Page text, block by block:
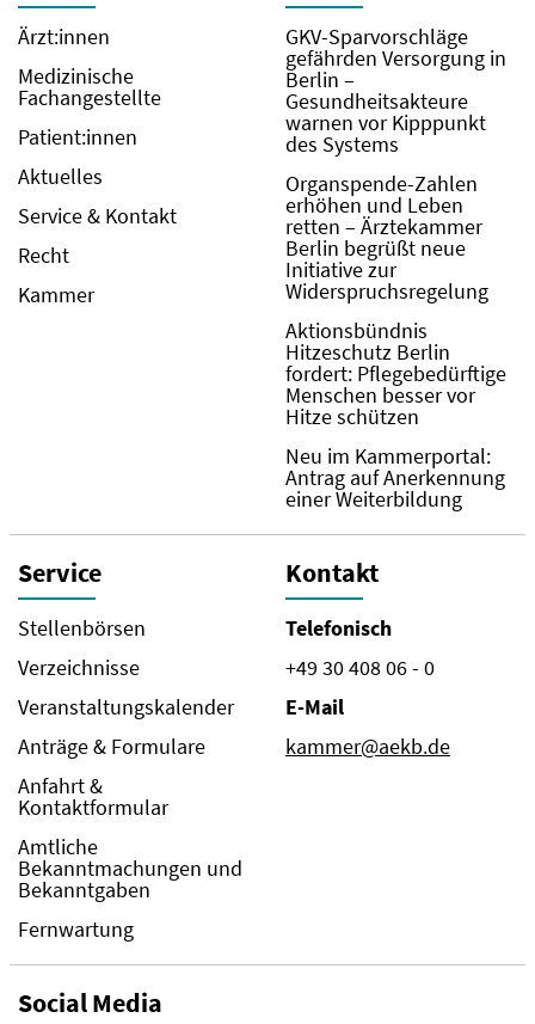
Ärzt:innen
Medizinische
Fachangestellte
Patient:innen
Aktuelles
Service & Kontakt
Recht
Kammer
GKV-Sparvorschläge
gefährden Versorgung in
Berlin –
Gesundheitsakteure
warnen vor Kipppunkt
des Systems
Organspende-Zahlen
erhöhen und Leben
retten – Ärztekammer
Berlin begrüßt neue
Initiative zur
Widerspruchsregelung
Aktionsbündnis
Hitzeschutz Berlin
fordert: Pflegebedürftige
Menschen besser vor
Hitze schützen
Neu im Kammerportal:
Antrag auf Anerkennung
einer Weiterbildung
Service
Stellenbörsen
Verzeichnisse
Veranstaltungskalender
Anträge & Formulare
Anfahrt &
Kontaktformular
Amtliche
Bekanntmachungen und
Bekanntgaben
Fernwartung
Kontakt
Telefonisch
+49 30 408 06 - 0
E-Mail
kammer@aekb.de
Social Media